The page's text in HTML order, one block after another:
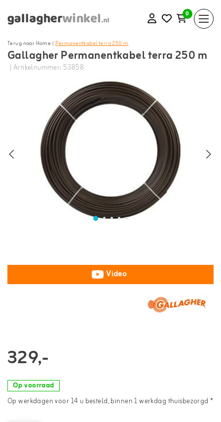
0
Terug naar Home |Permanentkabel terra 250 m
Gallagher Permanentkabel terra 250 m
| Artikelnummer: 53858
Video
329,-
Op voorraad
Op werkdagen voor 14 u besteld, binnen 1 werkdag thuisbezorgd *